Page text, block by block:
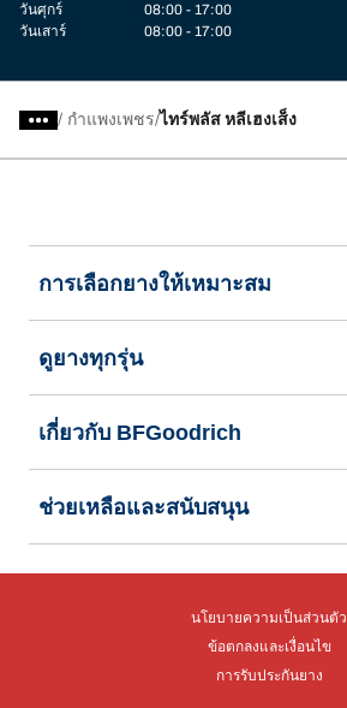
วันศุกร์
08:00 - 17:00
วันเสาร์
08:00 - 17:00
/ กำแพงเพชร ไทร์พลัส หลีเฮงเส็ง
การเลือกยางให้เหมาะสม
ดูยางทุกรุ่น
เกี่ยวกับ BFGoodrich
ช่วยเหลือและสนับสนุน
นโยบายความเป็นส่วนตัว
ข้อตกลงและเงื่อนไข
การรับประกันยาง